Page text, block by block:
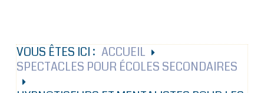
VOUS ÊTES ICI : ACCUEIL
SPECTACLES POUR ÉCOLES SECONDAIRES